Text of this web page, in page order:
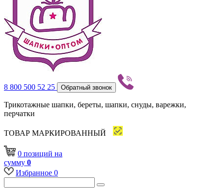
8 800 500 52 25 Обратный звонок
Трикотажные шапки, береты, шапки, снуды, варежки,
перчатки
ТОВАР МАРКИРОВАННЫЙ
0 позиций на
сумму 0
Избранное 0